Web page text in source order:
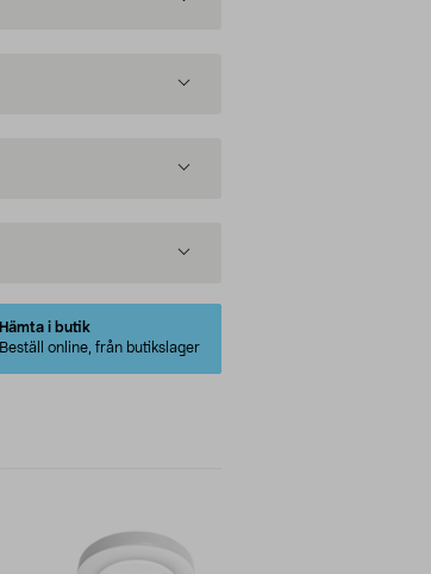
Hämta i butik
Beställ online, från butikslager